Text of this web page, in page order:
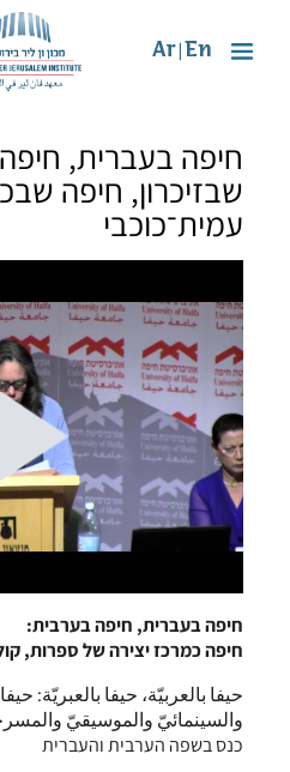
En
Ar
חיפה בעברית,
שבזיכרון, חיפה
עמית־כוכבי
חיפה בעברית, חיפה בערבית:
חיפה כמרכז יצירה של ספרות,
حيفا بالعربيّة، حيفا بالعبريّة:
والسينمائيّ والموسيقيّ
כנס בשפה הערבית והעברית